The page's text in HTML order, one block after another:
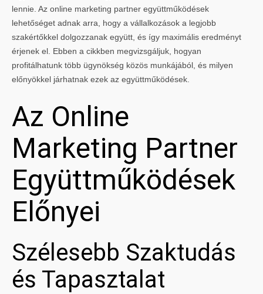
lennie. Az online marketing partner együttműködések
lehetőséget adnak arra, hogy a vállalkozások a legjobb
szakértőkkel dolgozzanak együtt, és így maximális eredményt
érjenek el. Ebben a cikkben megvizsgáljuk, hogyan
profitálhatunk több ügynökség közös munkájából, és milyen
előnyökkel járhatnak ezek az együttműködések.
Az Online
Marketing Partner
Együttműködések
Előnyei
Szélesebb Szaktudás
és Tapasztalat